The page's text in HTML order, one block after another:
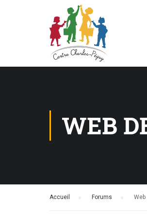
WEB
Accueil Forums